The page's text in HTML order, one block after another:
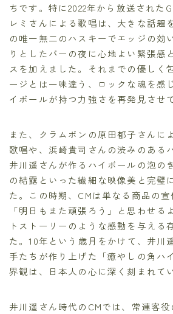
ちです。特に2022年から放送された
レミさんによる歌唱は、大きな話題
の唯一無二のハスキーでエッジの効
りとしたバーの夜に心地よい緊張感
スを加えました。それまでの優しく
ージとは一味違う、ロックな魂を感
イボールが持つ力強さを再発見させ
また、クラムボンの原田郁子さんに
歌唱や、浜崎貴司さんの渋みのある
井川遥さんが作るハイボールの泡の
の結露といった繊細な映像美と完璧
た。この時期、CMは単なる商品の
「明日もまた頑張ろう」と思わせる
トストーリーのような感動を与える
た。10年という歳月をかけて、井川
手たちが作り上げた「癒やしの角ハ
界観は、日本人の心に深く刻まれて
井川遥さん時代のCMでは、常連客